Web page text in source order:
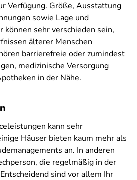
Verfügung. Größe, Ausstattung
sowie Lage und
können sehr verschieden sein,
älterer Menschen
barrierefreie oder zumindest
medizinische Versorgung
in der Nähe.
kann sehr
Häuser bieten kaum mehr als
an. In anderen
die regelmäßig in der
sind vor allem Ihr